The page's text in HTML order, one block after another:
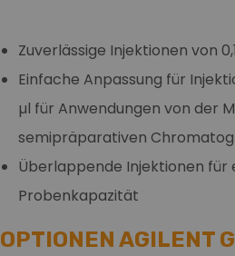
Zuverlässige Injektionen von
Einfache Anpassung für
µl für Anwendungen von der
semipräparativen
Überlappende Injektionen
Probenkapazität
OPTIONEN AGILENT